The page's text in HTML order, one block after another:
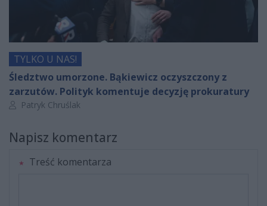
TYLKO U NAS!
Śledztwo umorzone. Bąkiewicz oczyszczony z
zarzutów. Polityk komentuje decyzję prokuratury
Autor artykułu:
Patryk Chruślak
Napisz komentarz
Treść komentarza